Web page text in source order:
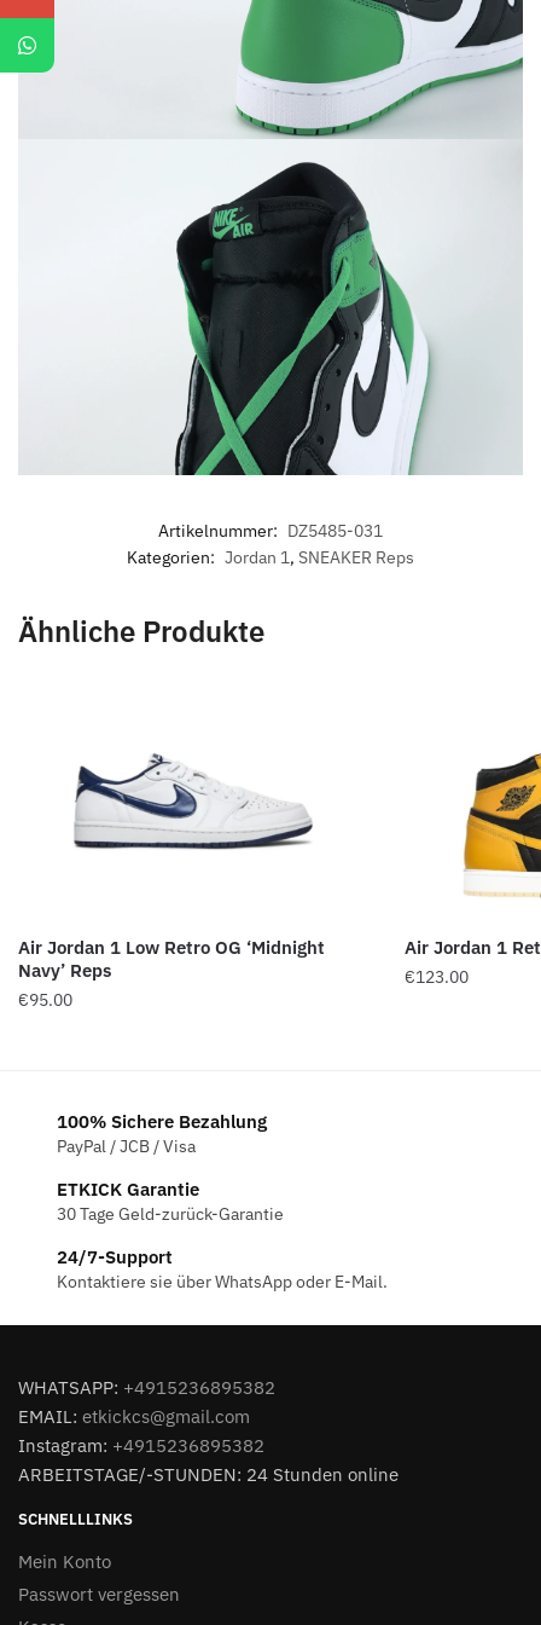
Artikelnummer: DZ5485-031
Kategorien: Jordan 1, SNEAKER Reps
Ähnliche Produkte
Air Jordan 1 Low Retro OG ‘Midnight
Navy’ Reps
€95.00
Air Jordan 1
€123.00
100% Sichere Bezahlung
PayPal / JCB / Visa
ETKICK Garantie
30 Tage Geld-zurück-Garantie
24/7-Support
Kontaktiere sie über WhatsApp oder E-Mail.
WHATSAPP: +4915236895382
EMAIL: etkickcs@gmail.com
Instagram: +4915236895382
ARBEITSTAGE/-STUNDEN: 24 Stunden online
SCHNELLLINKS
Mein Konto
Passwort vergessen